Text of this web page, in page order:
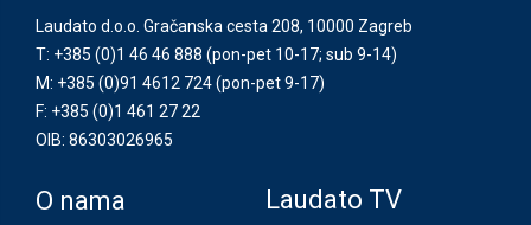
Laudato d.o.o. Gračanska cesta 208, 10000 Zagreb
T: +385 (0)1 46 46 888 (pon-pet 10-17; sub 9-14)
M: +385 (0)91 4612 724(pon-pet 9-17)
F: +385 (0)1 461 27 22
OIB: 86303026965
O nama
Laudato TV